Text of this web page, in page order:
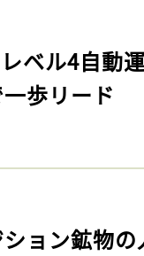
レベル4自動
歩リード
ション鉱物